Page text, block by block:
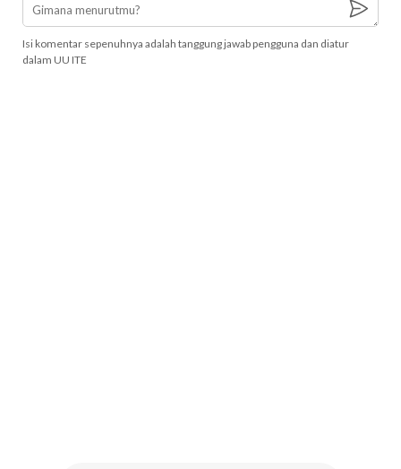
Isi komentar sepenuhnya adalah tanggung jawab pengguna dan diatur
dalam UU ITE